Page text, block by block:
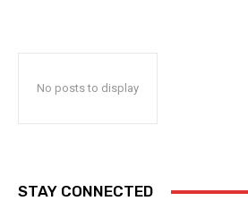
No posts to display
STAY CONNECTED